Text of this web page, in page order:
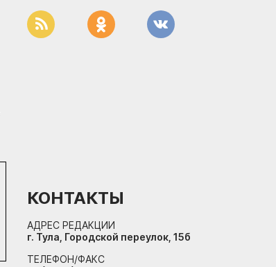
КОНТАКТЫ
АДРЕС РЕДАКЦИИ
г. Тула, Городской переулок, 15б
ТЕЛЕФОН/ФАКС